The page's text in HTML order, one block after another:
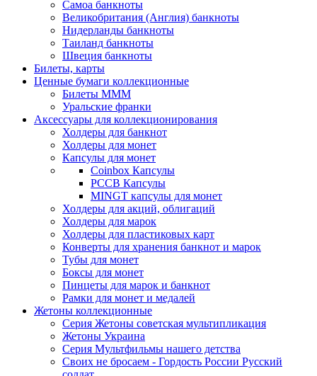
Самоа банкноты
Великобритания (Англия) банкноты
Нидерланды банкноты
Таиланд банкноты
Швеция банкноты
Билеты, карты
Ценные бумаги коллекционные
Билеты МММ
Уральские франки
Аксессуары для коллекционирования
Холдеры для банкнот
Холдеры для монет
Капсулы для монет
Coinbox Капсулы
РССВ Капсулы
MINGT капсулы для монет
Холдеры для акций, облигаций
Холдеры для марок
Холдеры для пластиковых карт
Конверты для хранения банкнот и марок
Тубы для монет
Боксы для монет
Пинцеты для марок и банкнот
Рамки для монет и медалей
Жетоны коллекционные
Серия Жетоны советская мультипликация
Жетоны Украина
Серия Мультфильмы нашего детства
Своих не бросаем - Гордость России Русский